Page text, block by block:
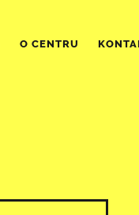
O CENTRU